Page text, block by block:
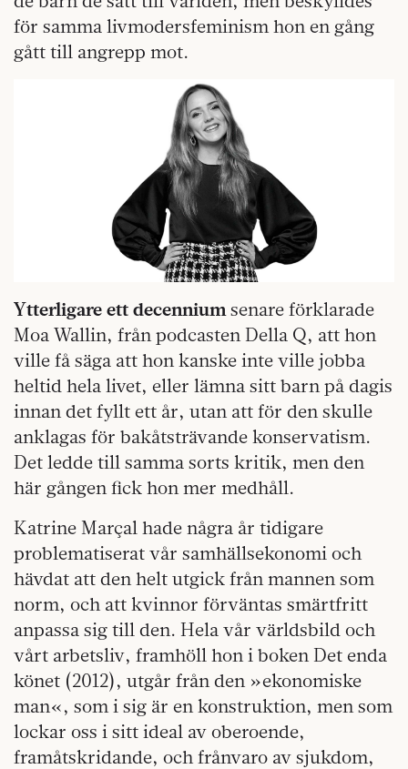
för samma livmodersfeminism hon en gång
gått till angrepp mot.
Ytterligare ett decennium senare förklarade
Moa Wallin, från podcasten Della Q, att hon
ville få säga att hon kanske inte ville jobba
heltid hela livet, eller lämna sitt barn på dagis
innan det fyllt ett år, utan att för den skulle
anklagas för bakåtsträvande konservatism.
Det ledde till samma sorts kritik, men den
här gången fick hon mer medhåll.
Katrine Marçal hade några år tidigare
problematiserat vår samhällsekonomi och
hävdat att den helt utgick från mannen som
norm, och att kvinnor förväntas smärtfritt
anpassa sig till den. Hela vår världsbild och
vårt arbetsliv, framhöll hon i boken Det enda
könet (2012), utgår från den »ekonomiske
man«, som i sig är en konstruktion, men som
lockar oss i sitt ideal av oberoende,
framåtskridande, och frånvaro av sjukdom,